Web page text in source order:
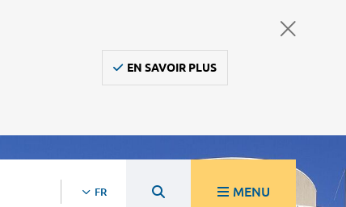
EN SAVOIR PLUS
FR MENU